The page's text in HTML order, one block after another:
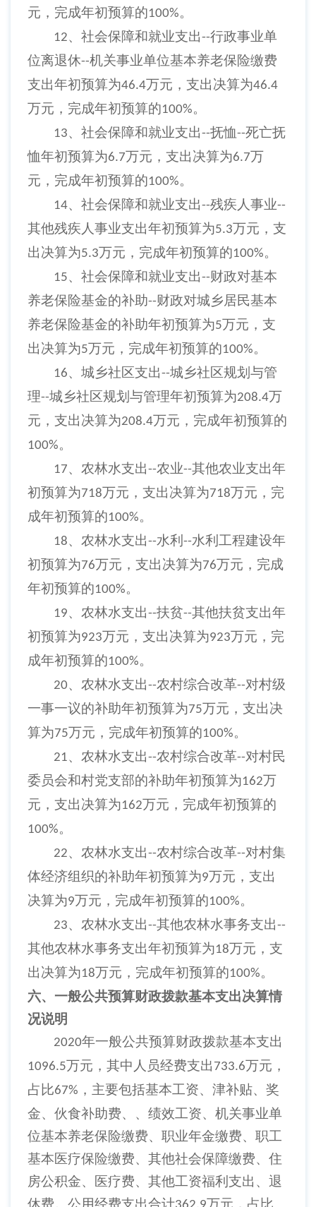
元，完成年初预算的100%。
12、社会保障和就业支出--行政事业单
位离退休--机关事业单位基本养老保险缴费
支出年初预算为46.4万元，支出决算为46.4
万元，完成年初预算的100%。
13、社会保障和就业支出--抚恤--死亡抚
恤年初预算为6.7万元，支出决算为6.7万
元，完成年初预算的100%。
14、社会保障和就业支出--残疾人事业--
其他残疾人事业支出年初预算为5.3万元，支
出决算为5.3万元，完成年初预算的100%。
15、社会保障和就业支出--财政对基本
养老保险基金的补助--财政对城乡居民基本
养老保险基金的补助年初预算为5万元，支
出决算为5万元，完成年初预算的100%。
16、城乡社区支出--城乡社区规划与管
理--城乡社区规划与管理年初预算为208.4万
元，支出决算为208.4万元，完成年初预算的
100%。
17、农林水支出--农业--其他农业支出年
初预算为718万元，支出决算为718万元，完
成年初预算的100%。
18、农林水支出--水利--水利工程建设年
初预算为76万元，支出决算为76万元，完成
年初预算的100%。
19、农林水支出--扶贫--其他扶贫支出年
初预算为923万元，支出决算为923万元，完
成年初预算的100%。
20、农林水支出--农村综合改革--对村级
一事一议的补助年初预算为75万元，支出决
算为75万元，完成年初预算的100%。
21、农林水支出--农村综合改革--对村民
委员会和村党支部的补助年初预算为162万
元，支出决算为162万元，完成年初预算的
100%。
22、农林水支出--农村综合改革--对村集
体经济组织的补助年初预算为9万元，支出
决算为9万元，完成年初预算的100%。
23、农林水支出--其他农林水事务支出--
其他农林水事务支出年初预算为18万元，支
出决算为18万元，完成年初预算的100%。
六、一般公共预算财政拨款基本支出决算情
况说明
2020年一般公共预算财政拨款基本支出
1096.5万元，其中人员经费支出 733.6万元，
占比67% ，主要包括基本工资、津补贴、奖
金、伙食补助费、、绩效工资、机关事业单
位基本养老保险缴费、职业年金缴费、职工
基本医疗保险缴费、其他社会保障缴费、住
房公积金、医疗费、其他工资福利支出、退